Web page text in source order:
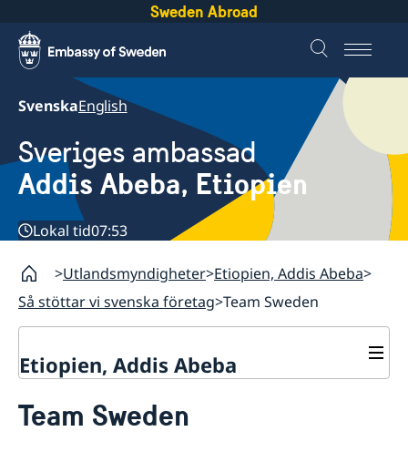
Sweden Abroad
SvenskaEnglish
Sveriges ambassad
Addis Abeba, Etiopien
Lokal tid07:53
Utlandsmyndigheter Etiopien, Addis Abeba
Så stöttar vi svenska företag Team Sweden
Etiopien, Addis Abeba
Om oss
Team Sweden